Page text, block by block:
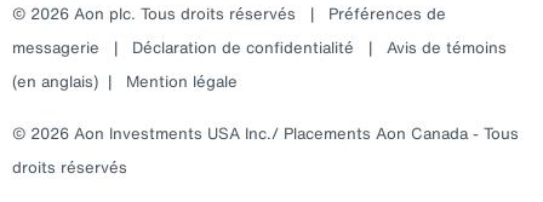
© 2026 Aon plc. Tous droits réservés | Préférences de
messagerie | Déclaration de confidentialité | Avis de témoins
(en anglais) | Mention légale
© 2026 Aon Investments USA Inc./ Placements Aon Canada - Tous
droits réservés